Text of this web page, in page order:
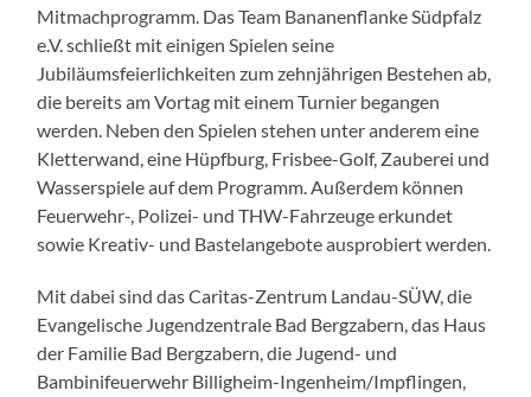
Mitmachprogramm. Das Team Bananenflanke Südpfalz
e.V. schließt mit einigen Spielen seine
Jubiläumsfeierlichkeiten zum zehnjährigen Bestehen ab,
die bereits am Vortag mit einem Turnier begangen
werden. Neben den Spielen stehen unter anderem eine
Kletterwand, eine Hüpfburg, Frisbee-Golf, Zauberei und
Wasserspiele auf dem Programm. Außerdem können
Feuerwehr-, Polizei- und THW-Fahrzeuge erkundet
sowie Kreativ- und Bastelangebote ausprobiert werden.
Mit dabei sind das Caritas-Zentrum Landau-SÜW, die
Evangelische Jugendzentrale Bad Bergzabern, das Haus
der Familie Bad Bergzabern, die Jugend- und
Bambinifeuerwehr Billigheim-Ingenheim/Impflingen,